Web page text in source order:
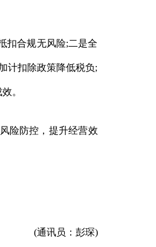
扣合规无风险;二是全
计扣除政策降低税负;
。
险防控，提升经营效
(通讯员：彭琛)